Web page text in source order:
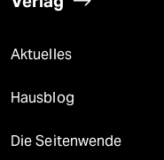
Aktuelles
Hausblog
Die Seitenwende